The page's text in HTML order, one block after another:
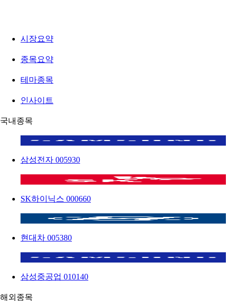
시장요약
종목요약
테마종목
인사이트
국내종목
삼성전자 005930
SK하이닉스 000660
현대차 005380
삼성중공업 010140
해외종목